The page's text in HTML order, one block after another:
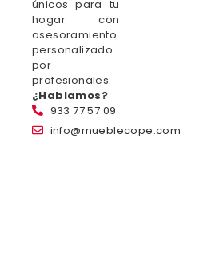
únicos para tu
hogar con
asesoramiento
personalizado
por
profesionales.
¿Hablamos?
933 77 57 09
info@mueblecope.com